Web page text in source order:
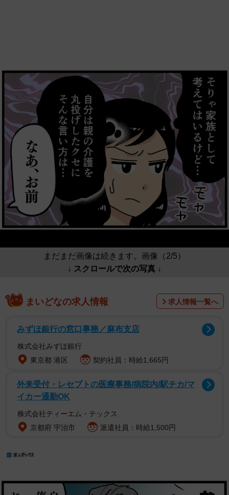
まだまだ画像は続きます。画像（2/5）
↓ スクロールで次の写真 ↓
まいどなの求人情報 求人情報一覧へ
みずほ銀行の窓口事務／麻布支店
株式会社みずほ銀行
東京都 港区
契約社員：時給1,665円
外来受付・レセプトの医療事務/病院内/駅チカ/マ
イカー通勤OK
株式会社ティーエム・テックス
京都府 宇治市
派遣社員：時給1,500円